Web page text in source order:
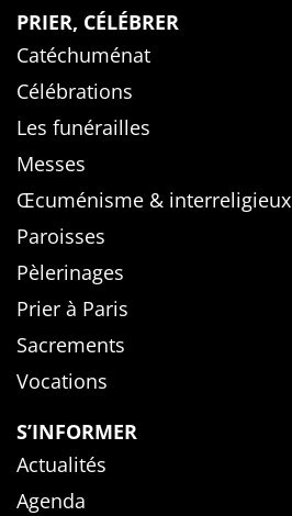
PRIER, CÉLÉBRER
Catéchuménat
Célébrations
Les funérailles
Messes
Œcuménisme & interreligieux
Paroisses
Pèlerinages
Prier à Paris
Sacrements
Vocations
S’INFORMER
Actualités
Agenda